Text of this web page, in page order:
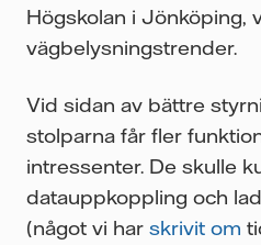
Högskolan i Jönköping,
vägbelysningstrender.
Vid sidan av bättre
stolparna får fler
intressenter. De skulle
datauppkoppling och
(något vi har skrivit om